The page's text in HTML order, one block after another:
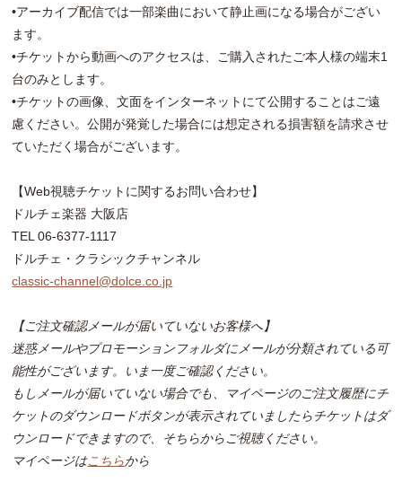
•アーカイブ配信では一部楽曲において静止画になる場合がござい
ます。
•チケットから動画へのアクセスは、ご購入されたご本人様の端末1
台のみとします。
•チケットの画像、文面をインターネットにて公開することはご遠
慮ください。公開が発覚した場合には想定される損害額を請求させ
ていただく場合がございます。
【Web視聴チケットに関するお問い合わせ】
ドルチェ楽器 大阪店
TEL 06-6377-1117
ドルチェ・クラシックチャンネル
classic-channel@dolce.co.jp
【ご注文確認メールが届いていないお客様へ】
迷惑メールやプロモーションフォルダにメールが分類されている可
能性がございます。いま一度ご確認ください。
もしメールが届いていない場合でも、マイページのご注文履歴にチ
ケットのダウンロードボタンが表示されていましたらチケットはダ
ウンロードできますので、そちらからご視聴ください。
マイページはこちらから